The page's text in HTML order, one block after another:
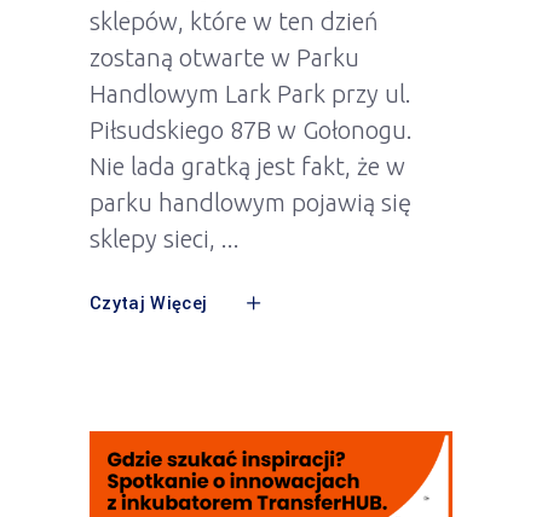
sklepów, które w ten dzień
zostaną otwarte w Parku
Handlowym Lark Park przy ul.
Piłsudskiego 87B w Gołonogu.
Nie lada gratką jest fakt, że w
parku handlowym pojawią się
sklepy sieci,
Czytaj Więcej